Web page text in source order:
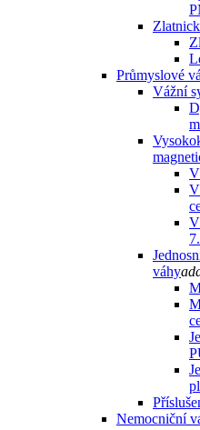
Průmyslové
Vážní
váhy
Nemocniční